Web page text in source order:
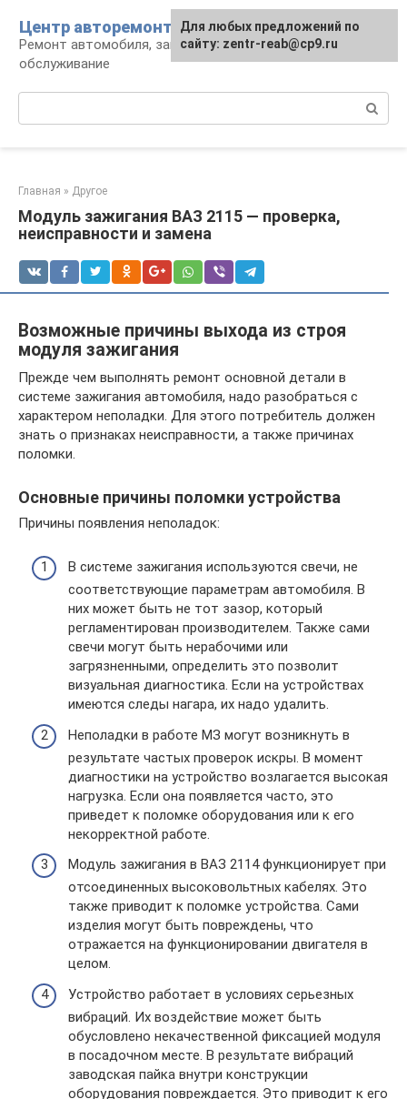
контенту
Центр авторемонта
Ремонт автомобиля, запчасти и
обслуживание
Главная » Другое
Модуль зажигания ВАЗ 2115 — проверка,
неисправности и замена
Возможные причины выхода из строя
модуля зажигания
Прежде чем выполнять ремонт основной детали в
системе зажигания автомобиля, надо разобраться с
характером неполадки. Для этого потребитель должен
знать о признаках неисправности, а также причинах
поломки.
Основные причины поломки устройства
Причины появления неполадок:
В системе зажигания используются свечи, не
соответствующие параметрам автомобиля. В
них может быть не тот зазор, который
регламентирован производителем. Также сами
свечи могут быть нерабочими или
загрязненными, определить это позволит
визуальная диагностика. Если на устройствах
имеются следы нагара, их надо удалить.
Неполадки в работе МЗ могут возникнуть в
результате частых проверок искры. В момент
диагностики на устройство возлагается высокая
нагрузка. Если она появляется часто, это
приведет к поломке оборудования или к его
некорректной работе.
Модуль зажигания в ВАЗ 2114 функционирует при
отсоединенных высоковольтных кабелях. Это
также приводит к поломке устройства. Сами
изделия могут быть повреждены, что
отражается на функционировании двигателя в
целом.
Устройство работает в условиях серьезных
вибраций. Их воздействие может быть
обусловлено некачественной фиксацией модуля
в посадочном месте. В результате вибраций
заводская пайка внутри конструкции
оборудования повреждается. Это приводит к его
Для любых предложений по
сайту: zentr-reab@cp9.ru